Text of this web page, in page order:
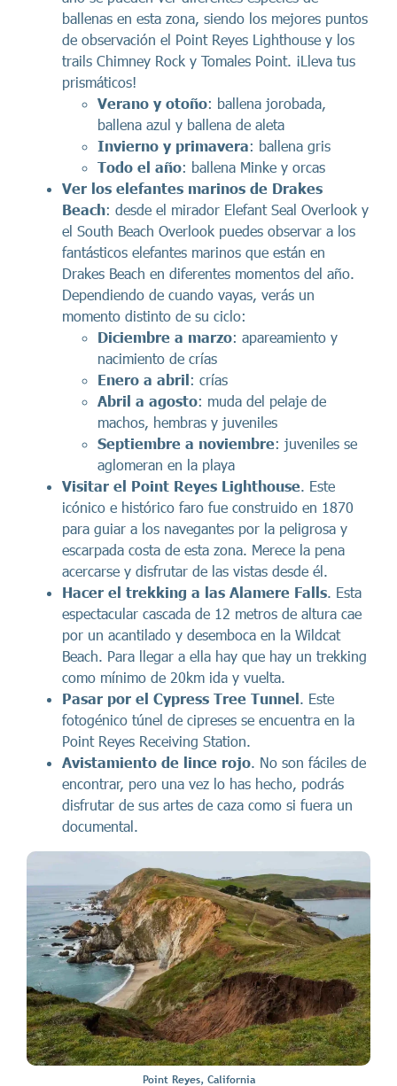
ballenas en esta zona, siendo los mejores puntos
de observación el Point Reyes Lighthouse y los
trails Chimney Rock y Tomales Point. ¡Lleva tus
prismáticos!
Verano y otoño: ballena jorobada,
ballena azul y ballena de aleta
Invierno y primavera: ballena gris
Todo el año: ballena Minke y orcas
Ver los elefantes marinos de Drakes
Beach: desde el mirador Elefant Seal Overlook y
el South Beach Overlook puedes observar a los
fantásticos elefantes marinos que están en
Drakes Beach en diferentes momentos del año.
Dependiendo de cuando vayas, verás un
momento distinto de su ciclo:
Diciembre a marzo: apareamiento y
nacimiento de crías
Enero a abril: crías
Abril a agosto: muda del pelaje de
machos, hembras y juveniles
Septiembre a noviembre: juveniles se
aglomeran en la playa
Visitar el Point Reyes Lighthouse . Este
icónico e histórico faro fue construido en 1870
para guiar a los navegantes por la peligrosa y
escarpada costa de esta zona. Merece la pena
acercarse y disfrutar de las vistas desde él.
Hacer el trekking a las Alamere Falls . Esta
espectacular cascada de 12 metros de altura cae
por un acantilado y desemboca en la Wildcat
Beach. Para llegar a ella hay que hay un trekking
como mínimo de 20km ida y vuelta.
Pasar por el Cypress Tree Tunnel . Este
fotogénico túnel de cipreses se encuentra en la
Point Reyes Receiving Station.
Avistamiento de lince rojo . No son fáciles de
encontrar, pero una vez lo has hecho, podrás
disfrutar de sus artes de caza como si fuera un
documental.
Point Reyes, California